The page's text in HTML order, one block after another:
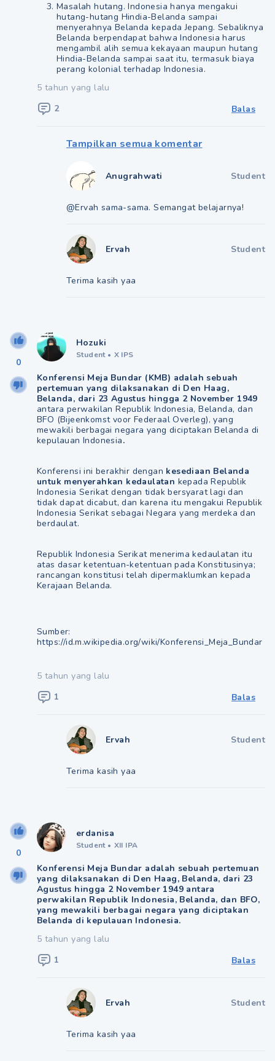
Masalah hutang. Indonesia hanya mengakui
hutang-hutang Hindia-Belanda sampai
menyerahnya Belanda kepada Jepang. Sebaliknya
Belanda berpendapat bahwa Indonesia harus
mengambil alih semua kekayaan maupun hutang
Hindia-Belanda sampai saat itu, termasuk biaya
perang kolonial terhadap Indonesia.
5 tahun yang lalu
2
Balas
Tampilkan semua komentar
Anugrahwati Student
@Ervah sama-sama. Semangat belajarnya!
Ervah Student
Terima kasih yaa
0
Hozuki
Student • X IPS
Konferensi Meja Bundar (KMB) adalah sebuah
pertemuan yang dilaksanakan di Den Haag,
Belanda, dari 23 Agustus hingga 2 November 1949
antara perwakilan Republik Indonesia, Belanda, dan
BFO (Bijeenkomst voor Federaal Overleg), yang
mewakili berbagai negara yang diciptakan Belanda di
kepulauan Indonesia.
Konferensi ini berakhir dengan kesediaan Belanda
untuk menyerahkan kedaulatan kepada Republik
Indonesia Serikat dengan tidak bersyarat lagi dan
tidak dapat dicabut, dan karena itu mengakui Republik
Indonesia Serikat sebagai Negara yang merdeka dan
berdaulat.
Republik Indonesia Serikat menerima kedaulatan itu
atas dasar ketentuan-ketentuan pada Konstitusinya;
rancangan konstitusi telah dipermaklumkan kepada
Kerajaan Belanda.
Sumber:
https://id.m.wikipedia.org/wiki/Konferensi_Meja_Bundar
5 tahun yang lalu
1
Balas
Ervah Student
Terima kasih yaa
0
erdanisa
Student • XII IPA
Konferensi Meja Bundar adalah sebuah pertemuan
yang dilaksanakan di Den Haag, Belanda, dari 23
Agustus hingga 2 November 1949 antara
perwakilan Republik Indonesia, Belanda, dan BFO,
yang mewakili berbagai negara yang diciptakan
Belanda di kepulauan Indonesia.
5 tahun yang lalu
1
Balas
Ervah Student
Terima kasih yaa